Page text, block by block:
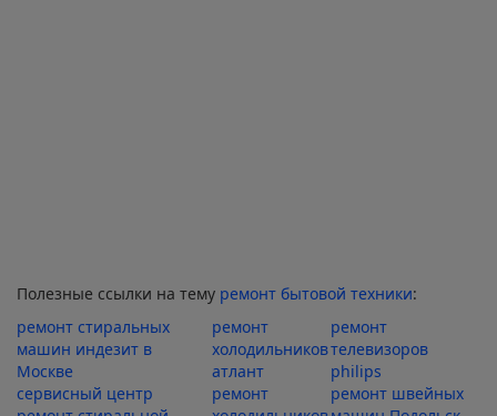
Полезные ссылки на тему ремонт бытовой техники:
ремонт стиральных
машин индезит в
Москве
ремонт
холодильников
атлант
ремонт
телевизоров
philips
сервисный центр
ремонт
ремонт швейных